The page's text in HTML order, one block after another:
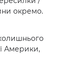
окремо.
Америки,